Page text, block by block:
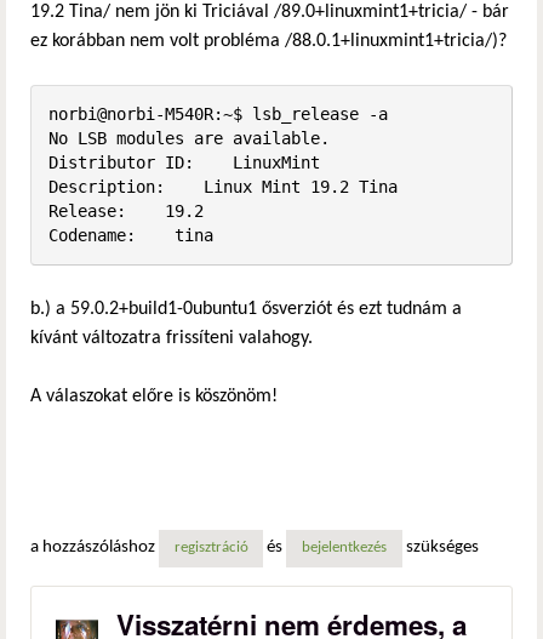
19.2 Tina/ nem jön ki Triciával /89.0+linuxmint1+tricia/ - bár
ez korábban nem volt probléma /88.0.1+linuxmint1+tricia/)?
norbi@norbi-M540R:~$ lsb_release -a
No LSB modules are available.
Distributor ID:    LinuxMint
Description:    Linux Mint 19.2 Tina
Release:    19.2
Codename:    tina
b.) a 59.0.2+build1-0ubuntu1 ősverziót és ezt tudnám a
kívánt változatra frissíteni valahogy.
A válaszokat előre is köszönöm!
a hozzászóláshoz regisztráció és bejelentkezés szükséges
Visszatérni nem érdemes, a